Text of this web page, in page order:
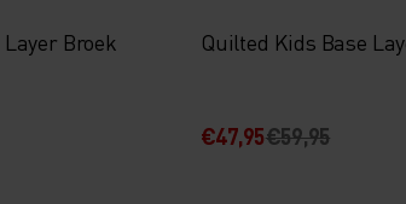
Broek Quilted Kids Base
€47,95€59,95